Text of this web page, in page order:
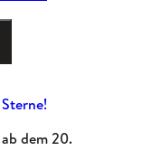
dem 20.